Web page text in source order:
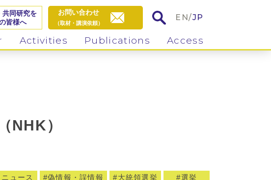
共同研究を
皆様へ
お問い合わせ
（取材・講演依頼）
EN/JP
Activities Publications Access
NHK）
ュース 偽情報・誤情報 大統領選挙 選挙